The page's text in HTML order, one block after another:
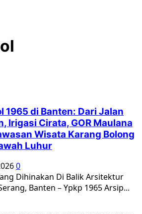
1965 di Banten: Dari Jalan
Irigasi Cirata, GOR Maulana
Wisata Karang Bolong
Luhur
0
Dihinakan Di Balik Arsitektur
Banten – Ypkp 1965 Arsip...